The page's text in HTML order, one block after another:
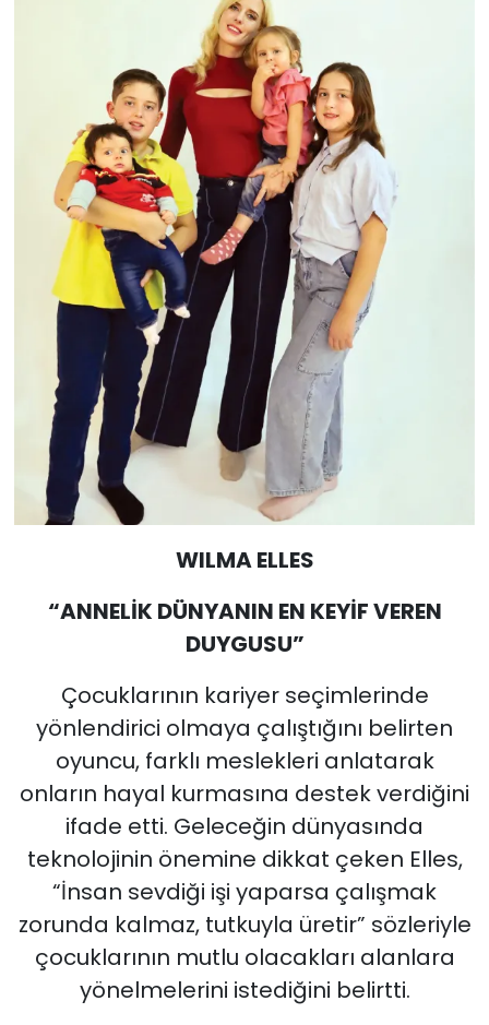
WILMA ELLES
“ANNELİK DÜNYANIN EN KEYİF VEREN
DUYGUSU”
Çocuklarının kariyer seçimlerinde
yönlendirici olmaya çalıştığını belirten
oyuncu, farklı meslekleri anlatarak
onların hayal kurmasına destek verdiğini
ifade etti. Geleceğin dünyasında
teknolojinin önemine dikkat çeken Elles,
“İnsan sevdiği işi yaparsa çalışmak
zorunda kalmaz, tutkuyla üretir” sözleriyle
çocuklarının mutlu olacakları alanlara
yönelmelerini istediğini belirtti.